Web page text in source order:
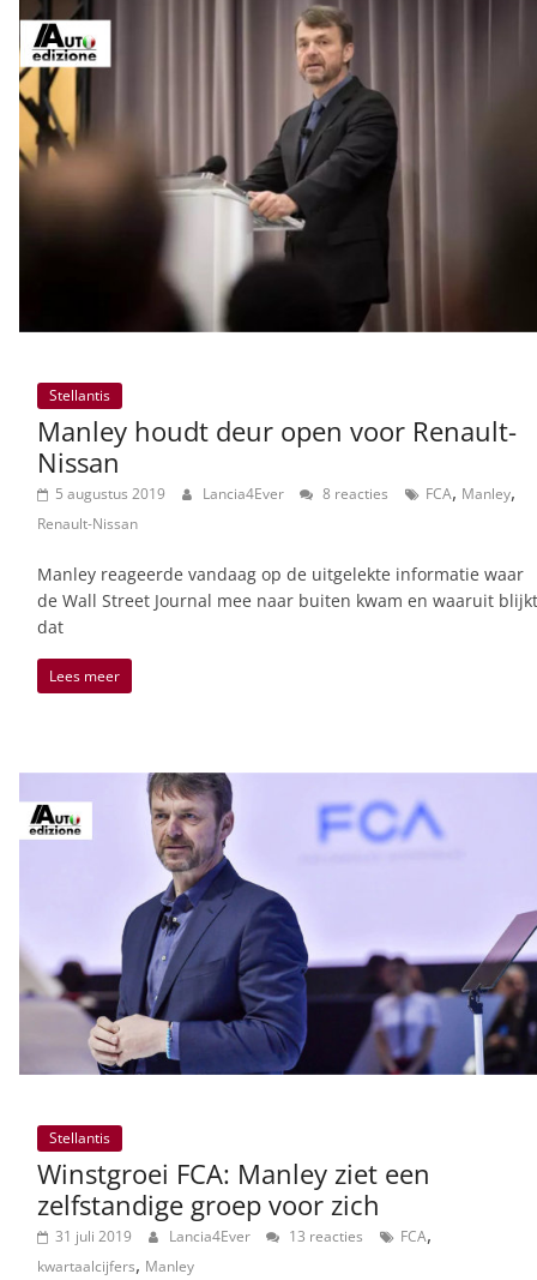
Stellantis
Manley houdt deur open voor Renault-
Nissan
5 augustus 2019 Lancia4Ever 8 reacties FCA, Manley,
Renault-Nissan
Manley reageerde vandaag op de uitgelekte informatie waar
de Wall Street Journal mee naar buiten kwam en waaruit blijkt
dat
Lees meer
Stellantis
Winstgroei FCA: Manley ziet een
zelfstandige groep voor zich
31 juli 2019 Lancia4Ever 13 reacties FCA,
kwartaalcijfers, Manley